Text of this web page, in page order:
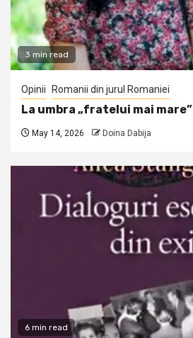
3 min read
Opinii Romanii din jurul Romaniei
La umbra „fratelui mai mare”
May 14, 2026 Doina Dabija
6 min read